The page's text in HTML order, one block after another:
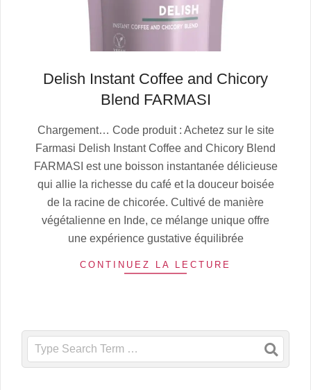
Delish Instant Coffee and Chicory
Blend FARMASI
07-
05
Chargement… Code produit : Achetez sur le site
Farmasi Delish Instant Coffee and Chicory Blend
FARMASI est une boisson instantanée délicieuse
qui allie la richesse du café et la douceur boisée
de la racine de chicorée. Cultivé de manière
végétalienne en Inde, ce mélange unique offre
une expérience gustative équilibrée
CONTINUEZ LA LECTURE
Search